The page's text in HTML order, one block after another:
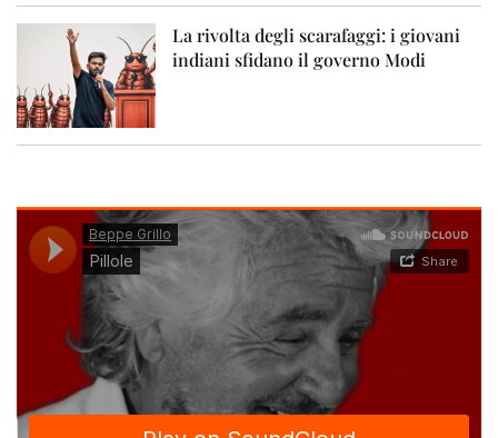
La rivolta degli scarafaggi: i giovani
indiani sfidano il governo Modi